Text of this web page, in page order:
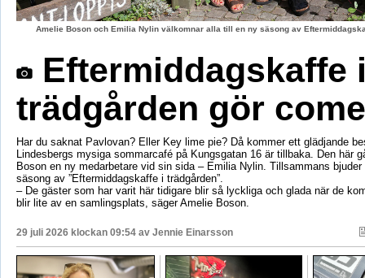
Amelie Boson och Emilia Nylin välkomnar alla till en ny säsong av
Eftermiddagskaffe
trädgården gör
Har du saknat Pavlovan? Eller Key lime pie? Då kommer ett glädjande
Lindesbergs mysiga sommarcafé på Kungsgatan 16 är tillbaka. Den här
Boson en ny medarbetare vid sin sida – Emilia Nylin. Tillsammans
säsong av ”Eftermiddagskaffe i trädgården”.
– De gäster som har varit här tidigare blir så lyckliga och glada när de
blir lite av en samlingsplats, säger Amelie Boson.
29 juli 2026 klockan 09:54 av Jennie Einarsson